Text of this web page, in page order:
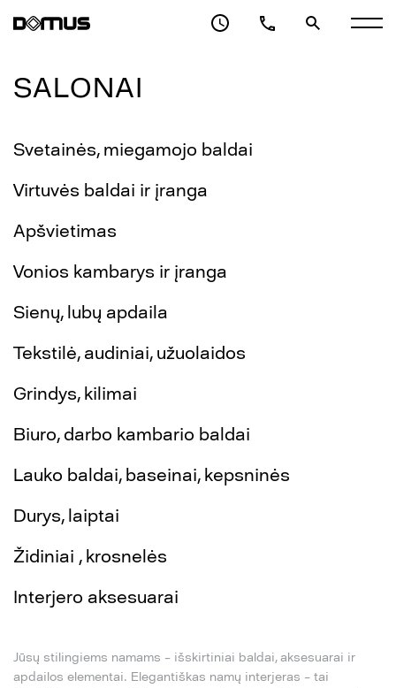
SALONAI
Svetainės, miegamojo baldai
Virtuvės baldai ir įranga
Apšvietimas
Vonios kambarys ir įranga
Sienų, lubų apdaila
Tekstilė, audiniai, užuolaidos
Grindys, kilimai
Biuro, darbo kambario baldai
Lauko baldai, baseinai, kepsninės
Durys, laiptai
Židiniai , krosnelės
Interjero aksesuarai
Jūsų stilingiems namams – išskirtiniai baldai, aksesuarai ir
apdailos elementai. Elegantiškas namų interjeras – tai